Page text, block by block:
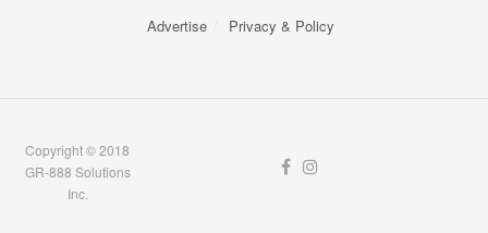
Advertise Privacy & Policy
Copyright © 2018
GR-888 Solutions
Inc.